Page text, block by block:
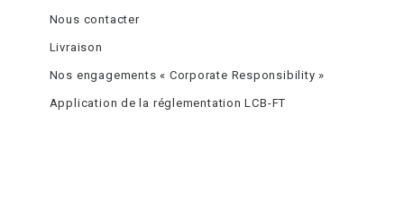
Nous contacter
Livraison
Nos engagements « Corporate Responsibility »
Application de la réglementation LCB-FT